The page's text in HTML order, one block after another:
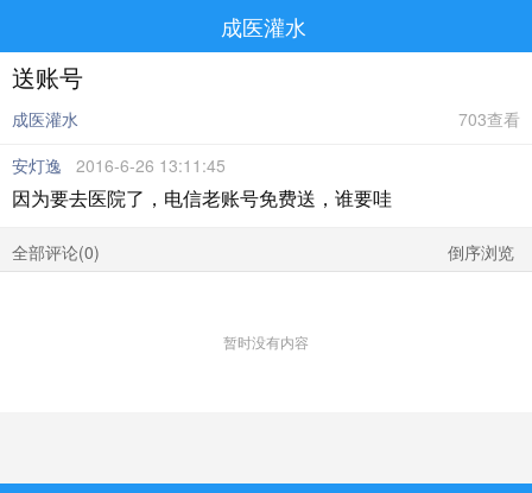
成医灌水
送账号
成医灌水
703查看
安灯逸 2016-6-26 13:11:45
因为要去医院了，电信老账号免费送，谁要哇
全部评论(0) 倒序浏览
暂时没有内容